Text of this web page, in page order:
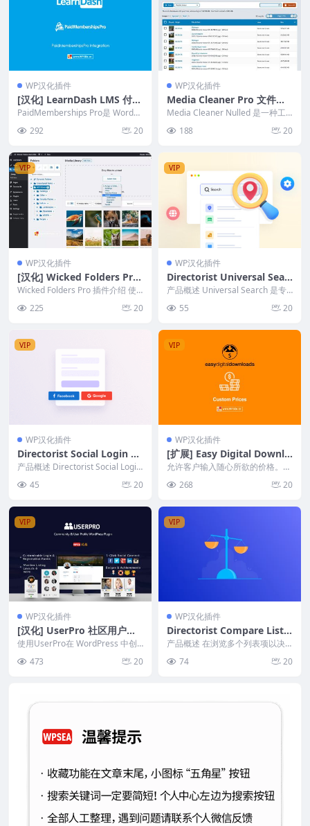
WP汉化插件
[汉化] LearnDash LMS 付费
会员专业聚合 PaidMember
shipsPro Integration v1.3.
5
PaidMemberships Pro是 WordPr
292 20
WP汉化插件
Media Cleaner Pro 文件媒
体库优化清理插件
Media Cleaner Nulled 是一种工
188 20
VIP
WP汉化插件
[汉化] Wicked Folders Pro
v3.0.4 WordPress 排名第一
Wicked Folders Pro 插件介绍 使
面、...
225 20
VIP
WP汉化插件
Directorist Universal Sear
ch 提升WordPress目录网站
产品概述 Universal Search 是专
个...55 20
VIP
WP汉化插件
Directorist Social Login 快
速安全的社交登录解决方案
产品概述 Directorist Social Login
45 20
VIP
WP汉化插件
[扩展] Easy Digital Downlo
ads 用户自定义价格 Custo
m Prices v1.5.8
允许客户输入随心所欲的价格。
一个选项，允许您启用...
268 20
VIP
WP汉化插件
[汉化] UserPro 社区用户个
人资料WordPress插件 v5.1.
0
使用UserPro在 WordPress 中创
建漂亮的前端用户配置文件和社区
站点...
473 20
VIP
WP汉化插件
Directorist Compare Listin
gs 轻松比较多个列表项
产品概述 在浏览多个列表项以决
定购买哪个产品时，用户常常会感
到困惑和疲惫。Dir...
74 20